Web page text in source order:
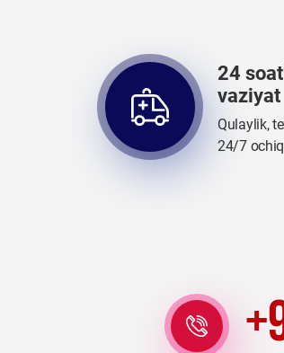
24
vaziyat
Qulaylik,
24/7 ochiq